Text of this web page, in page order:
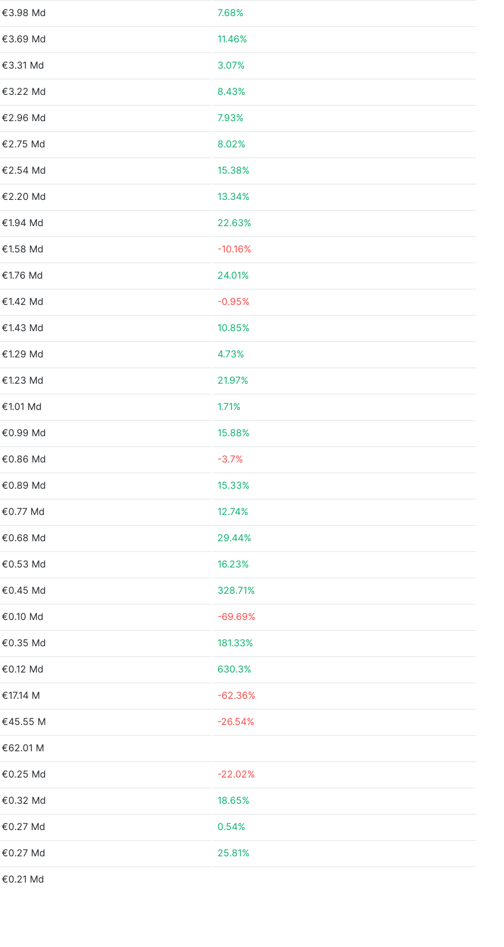
€3.98 Md 7.68%
€3.69 Md 11.46%
€3.31 Md 3.07%
€3.22 Md 8.43%
€2.96 Md 7.93%
€2.75 Md 8.02%
€2.54 Md 15.38%
€2.20 Md 13.34%
€1.94 Md 22.63%
€1.58 Md -10.16%
€1.76 Md 24.01%
€1.42 Md -0.95%
€1.43 Md 10.85%
€1.29 Md 4.73%
€1.23 Md 21.97%
€1.01 Md 1.71%
€0.99 Md 15.88%
€0.86 Md -3.7%
€0.89 Md 15.33%
€0.77 Md 12.74%
€0.68 Md 29.44%
€0.53 Md 16.23%
€0.45 Md 328.71%
€0.10 Md -69.69%
€0.35 Md 181.33%
€0.12 Md 630.3%
€17.14 M -62.36%
€45.55 M -26.54%
€62.01 M
€0.25 Md -22.02%
€0.32 Md 18.65%
€0.27 Md 0.54%
€0.27 Md 25.81%
€0.21 Md